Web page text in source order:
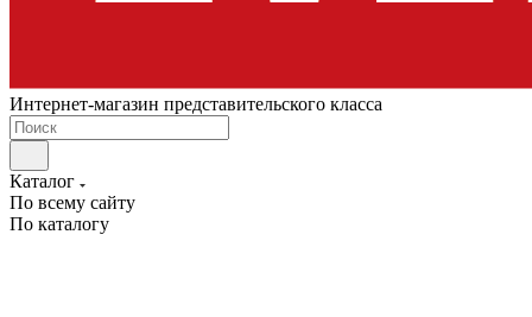
Интернет-магазин представительского класса
Каталог
По всему сайту
По каталогу